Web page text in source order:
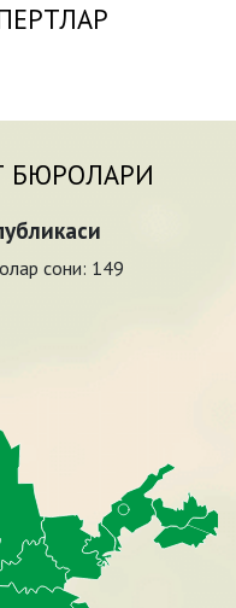
БЮРОЛАРИ
сони: 149